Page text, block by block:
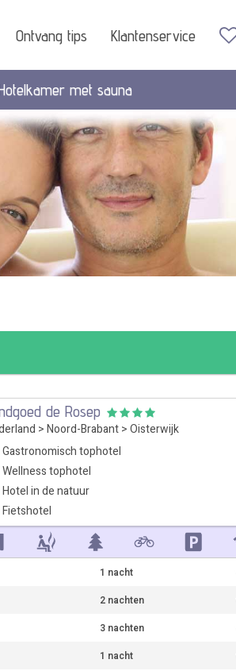
Ontvang tips Klantenservice
met sauna
de Rosep
> Noord-Brabant> Oisterwijk
Gastronomisch tophotel
Wellness tophotel
Hotel in de natuur
Fietshotel
1 nacht
2 nachten
3 nachten
1 nacht